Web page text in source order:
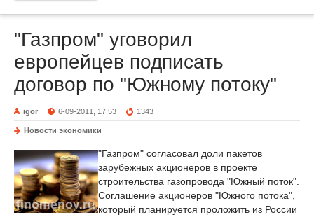
"Газпром" уговорил
европейцев подписать
договор по "Южному потоку"
igor 6-09-2011, 17:53 1343
Новости экономики
"Газпром" согласовал доли пакетов
зарубежных акционеров в проекте
строительства газопровода "Южный поток".
Соглашение акционеров "Южного потока",
который планируется проложить из России